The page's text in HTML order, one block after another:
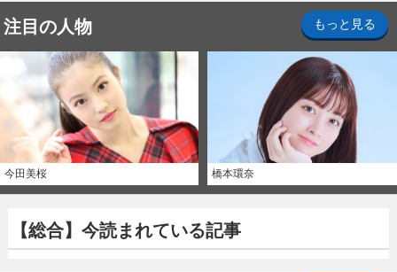
注目の人物 もっと見る
今田美桜 橋本環奈
【総合】今読まれている記事